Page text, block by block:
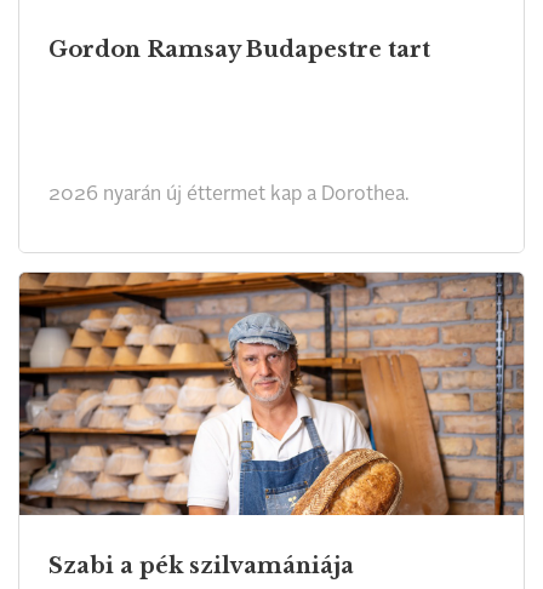
Gordon Ramsay Budapestre tart
2026 nyarán új éttermet kap a Dorothea.
Szabi a pék szilvamániája